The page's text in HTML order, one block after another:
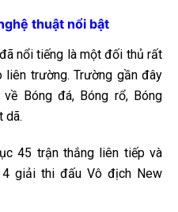
thuật nổi bật
nổi tiếng là một đối thủ rất
liên trường. Trường gần đây
Bóng đá, Bóng rổ, Bóng
dã.
45 trận thắng liên tiếp và
giải thi đấu Vô địch New